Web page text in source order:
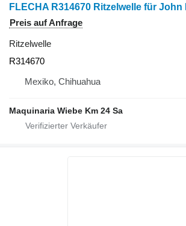
Preis auf Anfrage
Ritzelwelle
R314670
Mexiko, Chihuahua
Maquinaria Wiebe Km 24 Sa